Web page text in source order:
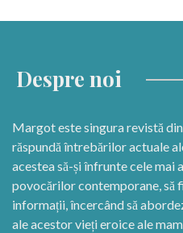
Despre noi
Margot este singura revistă
răspundă întrebărilor actuale
acestea să-și înfrunte cele mai
povocărilor contemporane, să
informații, încercând să
ale acestor vieți eroice ale